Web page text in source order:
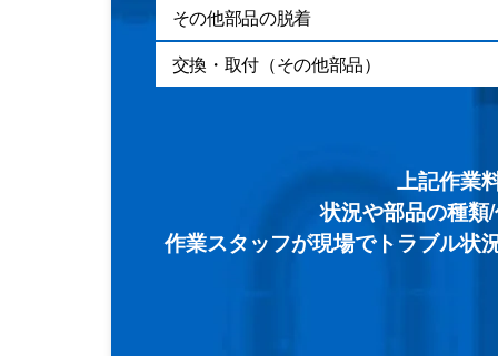
その他部品の脱着
交換・取付（その他部品）
上記作業
状況や部品の種類
作業スタッフが現場でトラブル状